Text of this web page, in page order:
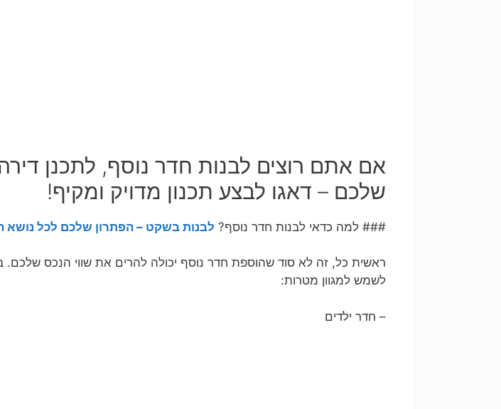
אם אתם רוצים לבנות חדר נוסף, לתכנן
שלכם – דאגו לבצע תכנון מדויק ומקיף!
### למה כדאי לבנות חדר נוסף? לבנות בשקט – הפתרון שלכם לכל נושא
ראשית כל, זה לא סוד שהוספת חדר נוסף יכולה להרים את שווי הנכס שלכם.
לשמש למגוון מטרות:
– חדר ילדים